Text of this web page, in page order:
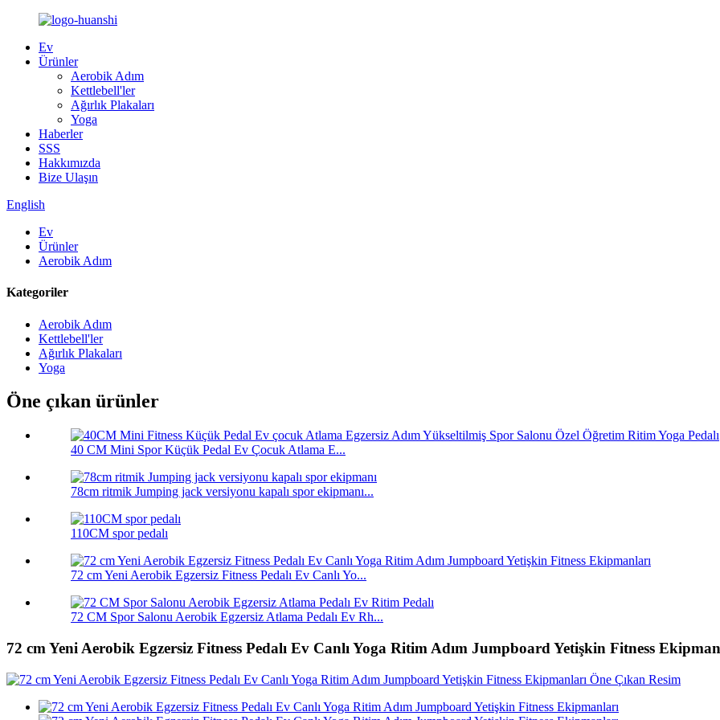
Ev
Ürünler
Aerobik Adım
Kettlebell'ler
Ağırlık Plakaları
Yoga
Haberler
SSS
Hakkımızda
Bize Ulaşın
English
Ev
Ürünler
Aerobik Adım
Kategoriler
Aerobik Adım
Kettlebell'ler
Ağırlık Plakaları
Yoga
Öne çıkan ürünler
40 CM Mini Spor Küçük Pedal Ev Çocuk Atlama E...
78cm ritmik Jumping jack versiyonu kapalı spor ekipmanı...
110CM spor pedalı
72 cm Yeni Aerobik Egzersiz Fitness Pedalı Ev Canlı Yo...
72 CM Spor Salonu Aerobik Egzersiz Atlama Pedalı Ev Rh...
72 cm Yeni Aerobik Egzersiz Fitness Pedalı Ev Canlı Yoga Ritim Adım Jumpboard Yetişkin Fitness